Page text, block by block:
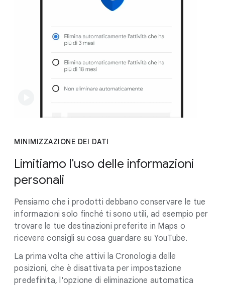
MINIMIZZAZIONE DEI DATI
Limitiamo l'uso delle informazioni
personali
Pensiamo che i prodotti debbano conservare le tue
informazioni solo finché ti sono utili, ad esempio per
trovare le tue destinazioni preferite in Maps o
ricevere consigli su cosa guardare su YouTube.
La prima volta che attivi la Cronologia delle
posizioni, che è disattivata per impostazione
predefinita, l'opzione di eliminazione automatica